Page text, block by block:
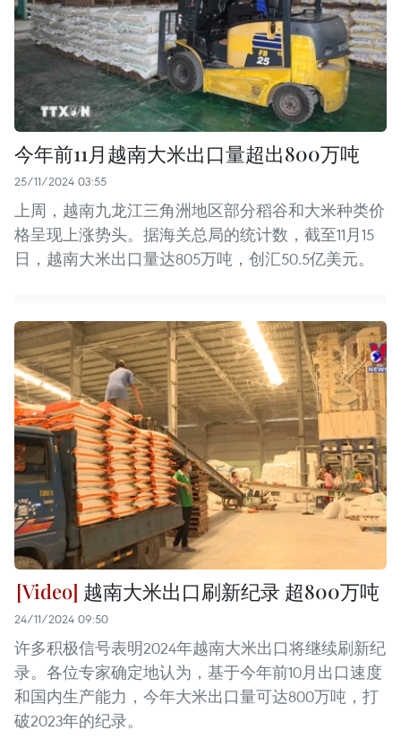
今年前11月越南大米出口量超出800万吨
25/11/2024 03:55
上周，越南九龙江三角洲地区部分稻谷和大米种类价
格呈现上涨势头。据海关总局的统计数，截至11月15
日，越南大米出口量达805万吨，创汇50.5亿美元。
越南大米出口刷新纪录 超800万吨
24/11/2024 09:50
许多积极信号表明2024年越南大米出口将继续刷新纪
录。各位专家确定地认为，基于今年前10月出口速度
和国内生产能力，今年大米出口量可达800万吨，打
破2023年的纪录。